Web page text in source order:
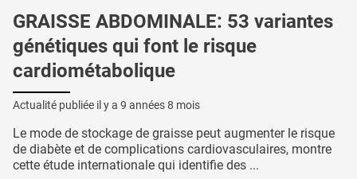
GRAISSE ABDOMINALE: 53 variantes
génétiques qui font le risque
cardiométabolique
Actualité publiée il y a 9 années 8 mois
Le mode de stockage de graisse peut augmenter le risque
de diabète et de complications cardiovasculaires, montre
cette étude internationale qui identifie des ...